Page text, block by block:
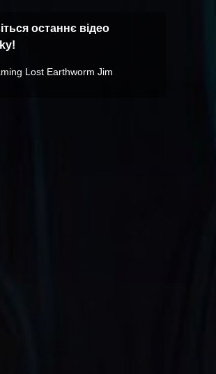
останнє відео
Lost Earthworm Jim